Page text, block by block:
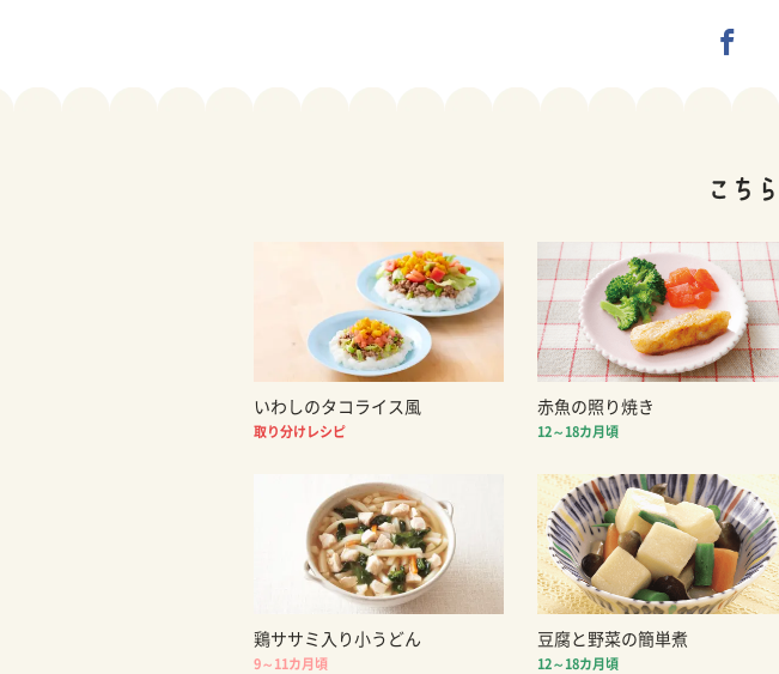
いわしのタコライス風
取り分けレシピ
赤魚の照り焼き
12～18カ月頃
鶏ササミ入り小うどん
9～11カ月頃
豆腐と野菜の簡単煮
12～18カ月頃